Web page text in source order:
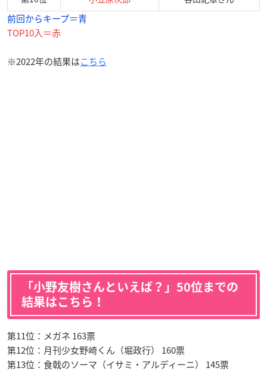
前回からキープ＝青
TOP10入＝赤
※2022年の結果はこちら
「小野友樹さんといえば？」50位までの
結果はこちら！
第11位：メガネ 163票
第12位：月刊少女野崎くん（堀政行） 160票
第13位：食戟のソーマ（イサミ・アルディーニ） 145票